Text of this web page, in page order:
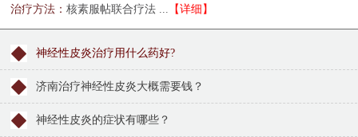
治疗方法：核素服帖联合疗法 ... 【详细】
神经性皮炎治疗用什么药好?
济南治疗神经性皮炎大概需要钱？
神经性皮炎的症状有哪些？